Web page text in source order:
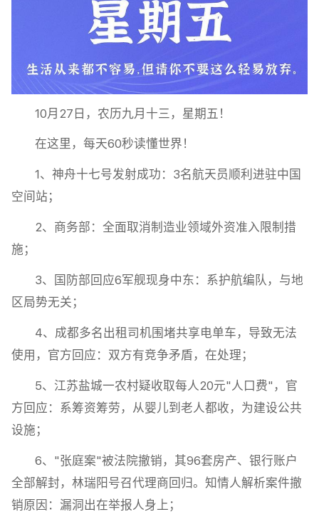
10月27日，农历九月十三，星期五！
在这里，每天60秒读懂世界！
1、神舟十七号发射成功：3名航天员顺利进驻中国
空间站；
2、商务部：全面取消制造业领域外资准入限制措
施；
3、国防部回应6军舰现身中东：系护航编队，与地
区局势无关；
4、成都多名出租司机围堵共享电单车，导致无法
使用，官方回应：双方有竞争矛盾，在处理；
5、江苏盐城一农村疑收取每人20元"人口费"，官
方回应：系筹资筹劳，从婴儿到老人都收，为建设公共
设施；
6、"张庭案"被法院撤销，其96套房产、银行账户
全部解封，林瑞阳号召代理商回归。知情人解析案件撤
销原因：漏洞出在举报人身上；